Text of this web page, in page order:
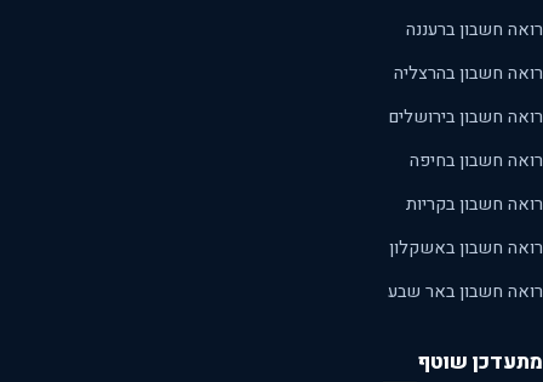
חשבון ברעננה
חשבון בהרצליה
חשבון בירושלים
חשבון בחיפה
חשבון בקריות
חשבון באשקלון
חשבון באר שבע
שוטף